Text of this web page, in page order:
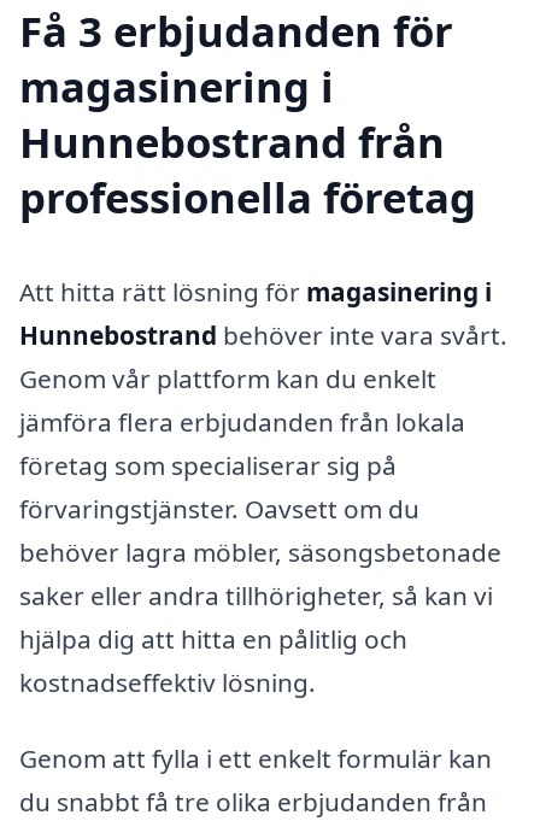
Få 3 erbjudanden för
magasinering i
Hunnebostrand från
professionella företag
Att hitta rätt lösning för magasinering i
Hunnebostrand behöver inte vara svårt.
Genom vår plattform kan du enkelt
jämföra flera erbjudanden från lokala
företag som specialiserar sig på
förvaringstjänster. Oavsett om du
behöver lagra möbler, säsongsbetonade
saker eller andra tillhörigheter, så kan vi
hjälpa dig att hitta en pålitlig och
kostnadseffektiv lösning.
Genom att fylla i ett enkelt formulär kan
du snabbt få tre olika erbjudanden från